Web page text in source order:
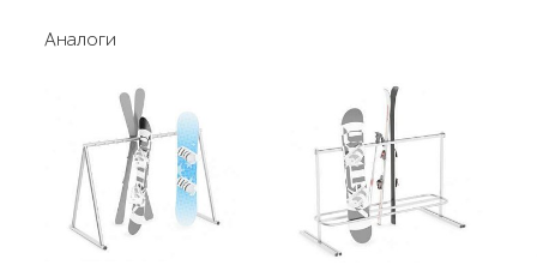
Аналоги